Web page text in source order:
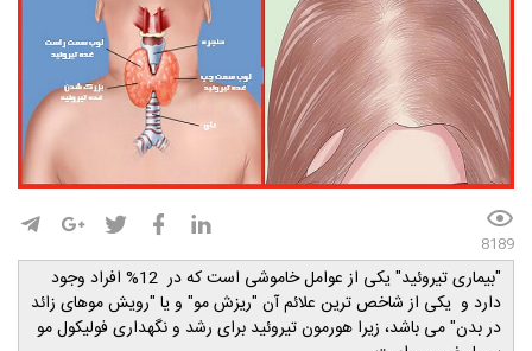
8189
"بیماری تیروئید" یکی از عوامل خاموشی است که در 12% افراد وجود
دارد و یکی از شاخص ترین علائم آن "ریزش مو" و یا "رویش موهای زائد
در بدن" می باشد، زیرا هورمون تیروئید برای رشد و نگهداری فولیکول مو